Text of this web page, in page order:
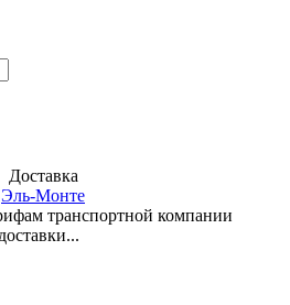
Доставка
Эль-Монте
транспортной компании